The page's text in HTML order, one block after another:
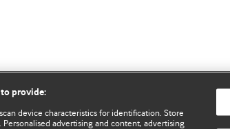
provide:
device characteristics for identification. Store
advertising and content, advertising